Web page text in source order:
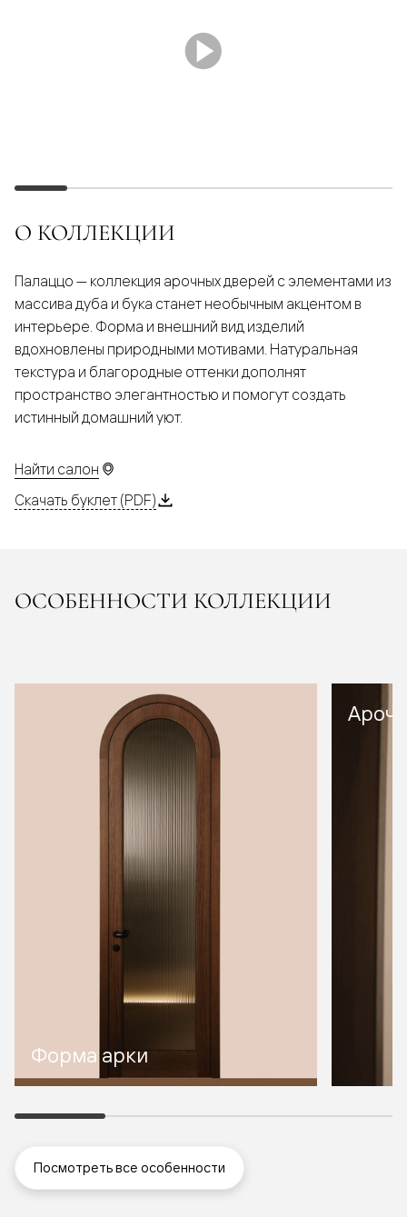
О КОЛЛЕКЦИИ
Палаццо — коллекция арочных дверей с элементами из
массива дуба и бука станет необычным акцентом в
интерьере. Форма и внешний вид изделий
вдохновлены природными мотивами. Натуральная
текстура и благородные оттенки дополнят
пространство элегантностью и помогут создать
истинный домашний уют.
Найти салон
Скачать буклет (PDF)
ОСОБЕННОСТИ КОЛЛЕКЦИИ
Форма арки
Посмотреть все особенности